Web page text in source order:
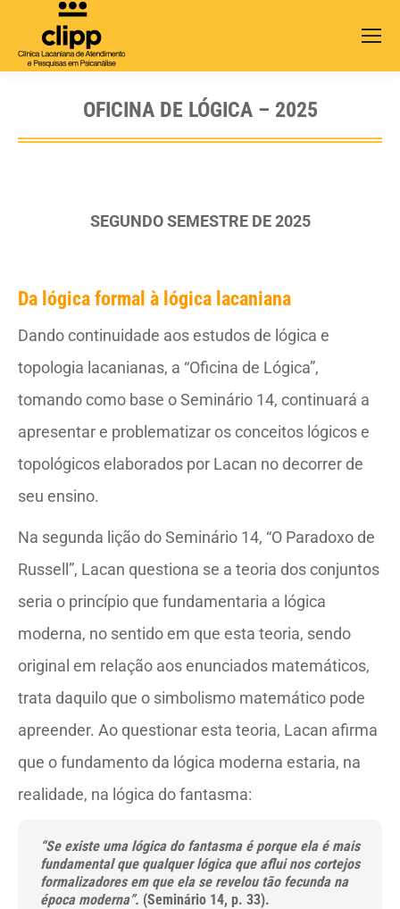
OFICINA DE LÓGICA – 2025
SEGUNDO SEMESTRE DE 2025
Da lógica formal à lógica lacaniana
Dando continuidade aos estudos de lógica e
topologia lacanianas, a “Oficina de Lógica”,
tomando como base o Seminário 14, continuará a
apresentar e problematizar os conceitos lógicos e
topológicos elaborados por Lacan no decorrer de
seu ensino.
Na segunda lição do Seminário 14, “O Paradoxo de
Russell”, Lacan questiona se a teoria dos conjuntos
seria o princípio que fundamentaria a lógica
moderna, no sentido em que esta teoria, sendo
original em relação aos enunciados matemáticos,
trata daquilo que o simbolismo matemático pode
apreender. Ao questionar esta teoria, Lacan afirma
que o fundamento da lógica moderna estaria, na
realidade, na lógica do fantasma:
“Se existe uma lógica do fantasma é porque ela é mais
fundamental que qualquer lógica que aflui nos cortejos
formalizadores em que ela se revelou tão fecunda na
época moderna”. (Seminário 14, p. 33).